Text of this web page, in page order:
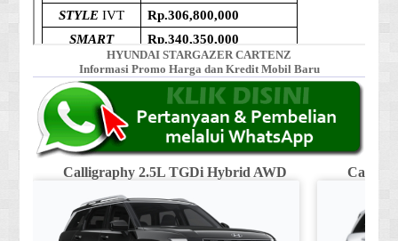
HYUNDAI STARGAZER CARTENZ
Informasi Promo Harga dan Kredit Mobil Baru
Calligraphy 2.5L TGDi Hybrid AWD